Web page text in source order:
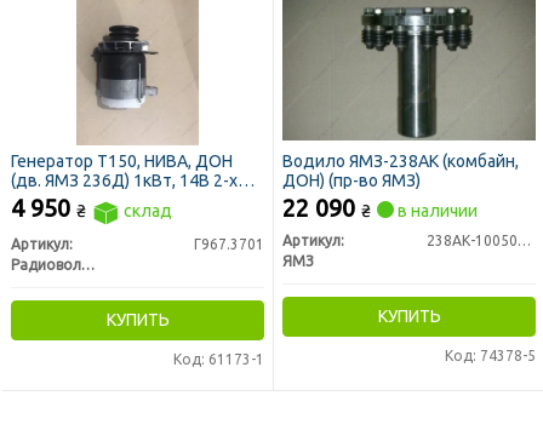
Генератор Т150, НИВА, ДОН
(дв. ЯМЗ 236Д) 1кВт, 14В 2-х
ручейковый (пр-во
Радиоволна)
4 950 ₴ склад
Артикул:
Г967.3701
Радиоволна ГРУПП, г. Гродно
КУПИТЬ
Код: 61173-1
Водило ЯМЗ-238АК (комбайн,
ДОН) (пр-во ЯМЗ)
22 090 ₴ в наличии
Артикул:
238АК-1005065-30
ЯМЗ
КУПИТЬ
Код: 74378-5